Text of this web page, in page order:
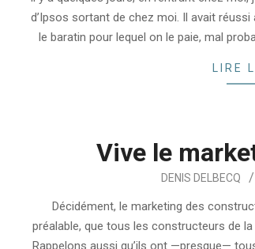
d’Ipsos sortant de chez moi. Il avait
le baratin pour lequel on le paie, mal
LIRE
Vive le
DENIS DELBECQ
Décidément, le marketing des
préalable, que tous les constructeurs de
Rappelons aussi qu’ils ont —presque—